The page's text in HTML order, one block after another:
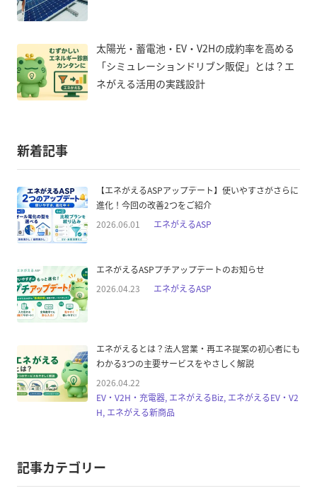
太陽光・蓄電池・EV・V2Hの成約率を高める
「シミュレーションドリブン販促」とは？エ
ネがえる活用の実践設計
新着記事
【エネがえるASPアップデート】使いやすさがさらに
進化！今回の改善2つをご紹介
2026.06.01
エネがえるASP
エネがえるASPプチアップデートのお知らせ
2026.04.23
エネがえるASP
エネがえるとは？法人営業・再エネ提案の初心者にも
わかる3つの主要サービスをやさしく解説
2026.04.22
EV・V2H・充電器, エネがえるBiz, エネがえるEV・V2
H, エネがえる新商品
記事カテゴリー